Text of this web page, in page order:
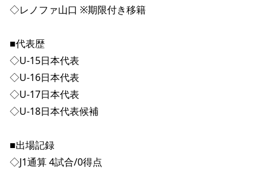
◇レノファ山口 ※期限付き移籍
■代表歴
◇U-15日本代表
◇U-16日本代表
◇U-17日本代表
◇U-18日本代表候補
■出場記録
◇J1通算 4試合/0得点